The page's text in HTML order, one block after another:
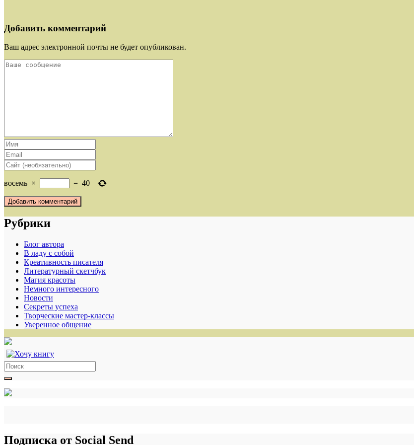
Добавить комментарий
Ваш адрес электронной почты не будет опубликован.
восемь × = 40
Рубрики
Блог автора
В ладу с собой
Креативность писателя
Литературный скетчбук
Магия красоты
Немного интересного
Новости
Секреты успеха
Творческие мастер-классы
Уверенное общение
Search
for:
Подписка от Social Send